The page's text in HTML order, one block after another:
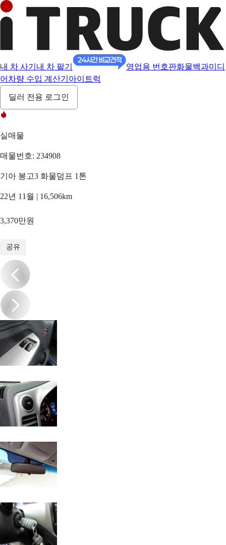
내 차 사기 내 차 팔기 영업용 번호판화물백과미디
어 차량 수입 계산기 아이트럭
딜러 전용 로그인
실매물
매물번호: 234908
기아 봉고3 화물덤프 1톤
22년 11월 | 16,506km
3,370만원
공유
/16